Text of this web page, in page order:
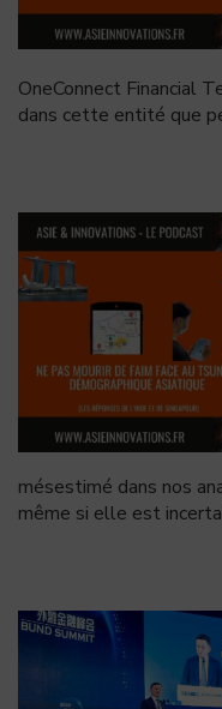
OneConnect Financial
dans cette entité que
mésestimé dans nos
même si elle est